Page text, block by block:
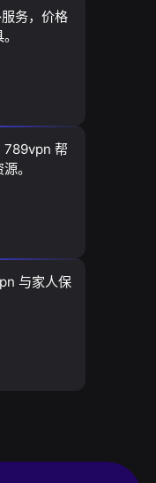
务，价格
789vpn 帮
。
与家人保